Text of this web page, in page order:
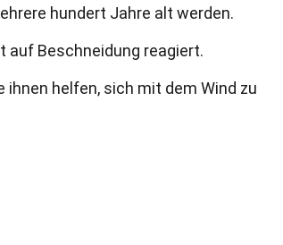
hundert Jahre alt werden.
auf Beschneidung reagiert.
ihnen helfen, sich mit dem Wind zu